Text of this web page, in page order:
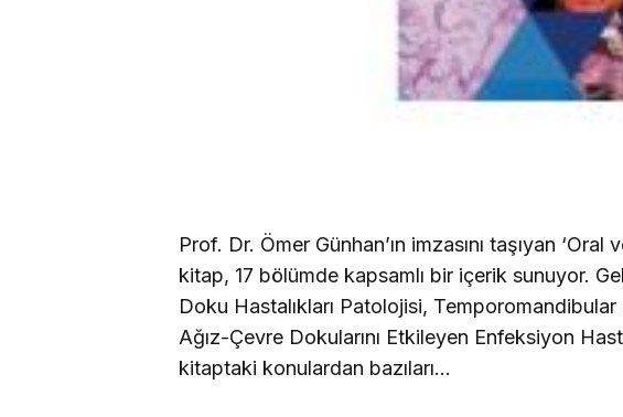
Prof. Dr. Ömer Günhan’ın imzasını taşıyan
kitap, 17 bölümde kapsamlı bir içerik sunuyor.
Doku Hastalıkları Patolojisi,
Ağız-Çevre Dokularını Etkileyen Enfeksiyon
kitaptaki konulardan bazıları…